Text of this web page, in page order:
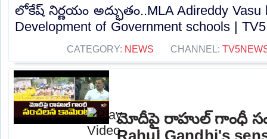
లోకేష్ నిర్ణయం అద్భుతం..MLA Adireddy Vasu
Development of Government schools |
CATEGORY: NEWS CHANNEL:
మోదీపై రాహుల్ గాంధీ
Rahul Gandhi's